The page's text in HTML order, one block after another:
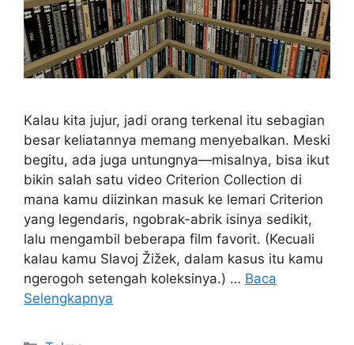
Kalau kita jujur, jadi orang terkenal itu sebagian
besar keliatannya memang menyebalkan. Meski
begitu, ada juga untungnya—misalnya, bisa ikut
bikin salah satu video Criterion Collection di
mana kamu diizinkan masuk ke lemari Criterion
yang legendaris, ngobrak-abrik isinya sedikit,
lalu mengambil beberapa film favorit. (Kecuali
kalau kamu Slavoj Žižek, dalam kasus itu kamu
ngerogoh setengah koleksinya.) … Baca
Selengkapnya